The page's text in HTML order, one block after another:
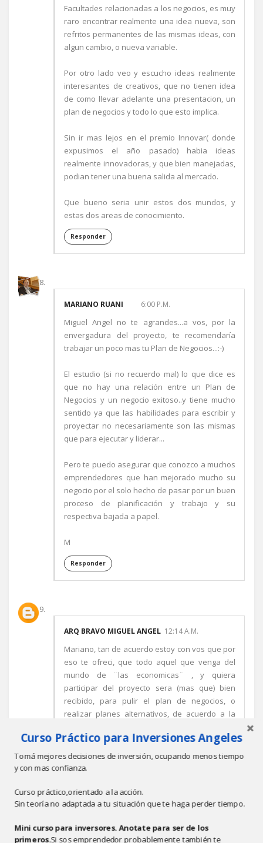
Facultades relacionadas a los negocios, es muy
raro encontrar realmente una idea nueva, son
refritos permanentes de las mismas ideas, con
algun cambio, o nueva variable.
Por otro lado veo y escucho ideas realmente
interesantes de creativos, que no tienen idea
de como llevar adelante una presentacion, un
plan de negocios y todo lo que esto implica.
Sin ir mas lejos en el premio Innovar( donde
expusimos el año pasado) habia ideas
realmente innovadoras, y que bien manejadas,
podian tener una buena salida al mercado.
Que bueno seria unir estos dos mundos, y
estas dos areas de conocimiento.
Responder
MARIANO RUANI 6:00 P.M.
Miguel Angel no te agrandes...a vos, por la
envergadura del proyecto, te recomendaría
trabajar un poco mas tu Plan de Negocios...:-)
El estudio (si no recuerdo mal) lo que dice es
que no hay una relación entre un Plan de
Negocios y un negocio exitoso..y tiene mucho
sentido ya que las habilidades para escribir y
proyectar no necesariamente son las mismas
que para ejecutar y liderar...
Pero te puedo asegurar que conozco a muchos
emprendedores que han mejorado mucho su
negocio por el solo hecho de pasar por un buen
proceso de planificación y trabajo y su
respectiva bajada a papel.
M
Responder
ARQ BRAVO MIGUEL ANGEL 12:14 A.M.
Mariano, tan de acuerdo estoy con vos que por
eso te ofreci, que todo aquel que venga del
mundo de ¨las economicas¨ , y quiera
participar del proyecto sera (mas que) bien
recibido, para pulir el plan de negocios, o
realizar planes alternativos, de acuerdo a la
del dinero que consigamos en cada etapa).
Lo que reitero es que he visto excelentes
presentaciones de planes de negocios, sobre
reiteradas, lo que es peor.
Abrazo
Responder
Curso Práctico para Inversiones Angeles
Tomá mejores decisiones de inversión, ocupando menos tiempo
y con mas confianza.
Curso práctico,orientado a la acción.
Sin teoría no adaptada a tu situación que te haga perder tiempo.
Mini curso para inversores. Anotate para ser de los
primeros.Si sos emprendedor probablemente también te